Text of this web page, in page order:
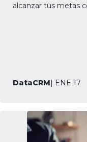
alcanzar tus metas
DataCRM| ENE 17